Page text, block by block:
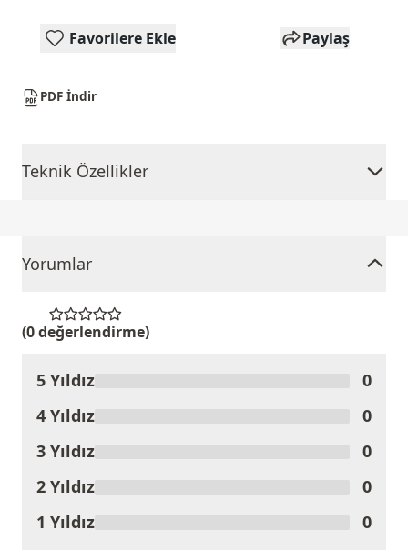
Favorilere Ekle Paylaş
PDF İndir
Teknik Özellikler
Yorumlar
(0 değerlendirme)
Ürünü Değerlendir
5 Yıldız
0
4 Yıldız
0
3 Yıldız
0
2 Yıldız
0
1 Yıldız
0